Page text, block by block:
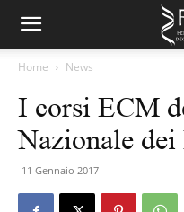
Home News
I corsi ECM
Nazionale
11 Gennaio 2017